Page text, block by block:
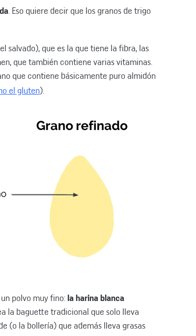
. Eso quiere decir que los granos de trigo
salvado), que es la que tiene la fibra, las
que también contiene varias vitaminas.
que contiene básicamente puro almidón
el gluten).
polvo muy fino: la harina blanca
la baguette tradicional que solo lleva
(o la bollería) que además lleva grasas